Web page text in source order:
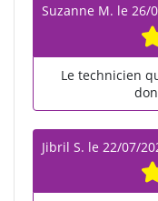
Suzanne M. le 26/
Le technicien
Jibril S. le 22/07/